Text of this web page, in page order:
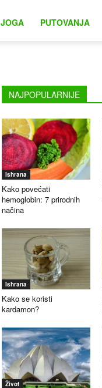
JOGA PUTOVANJA
NAJPOPULARNIJE
Ishrana
Kako povećati
hemoglobin: 7 prirodnih
načina
Ishrana
Kako se koristi
kardamon?
Život